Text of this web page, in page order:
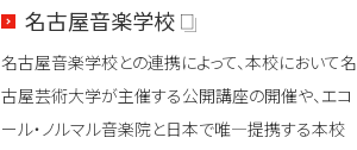
名古屋音楽学校
名古屋音楽学校との連携によって、本校において名
古屋芸術大学が主催する公開講座の開催や、エコ
ール・ノルマル音楽院と日本で唯―提携する本校